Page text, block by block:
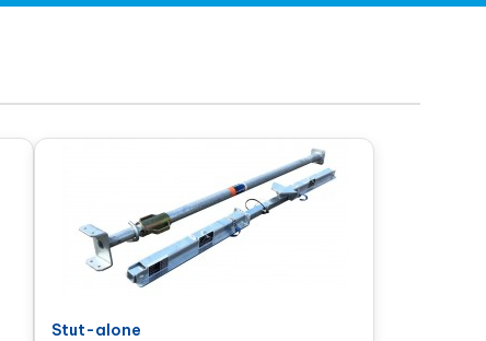
Stut-alone